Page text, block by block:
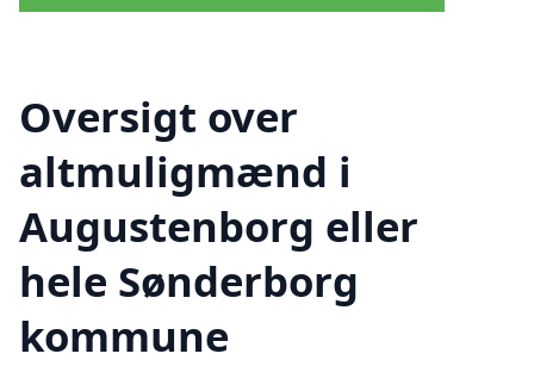
Oversigt over
altmuligmænd i
Augustenborg eller
hele Sønderborg
kommune